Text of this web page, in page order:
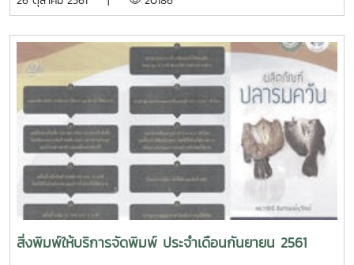
12x18 นิ้ว กระดาษอาร์ตมัน 120 แกรม พิมพ์ 4 สีชื่อสิ่งพิมพ์:
หน้า: 40 หน้า ตัวเล่ม: ขนาด เอ4 ปกอาร์ตมัน 260 แกรม พิมพ์
4 สี เคลือบมัน เนื้อในอาร์ตมัน 120 แกรม พิมพ์ 4 สี เข้าเล่มไส
กาวชื่อสิ่งพิมพ์: สูจิบัตรการแสดงและการประกวดกล้วยไม้ ไม้
ดอกไม้ประดับ งานเกษตรแม่โจ้ 85 ปี ผู้จัดทำ: ศูนย์กล้วยไม้ ไม้
ดอกไม้ประดับ ตัวเล่ม: ขนาด เอ5 ปกอาร์ตมัน 210 แกรม พิมพ์
4 สี เคลือบมัน เนื้อในปอนด์ 70 แกรม พิมพ์ 4 สี เข้าเล่มมุง
หลังคาชื่อสิ่งพิมพ์: หนังสือ การแปรรูปด้วยความร้อนและไม่ใช้
ความร้อน ด้วยเทคโนโลยีสมัยใหม่ ผู้แต่ง: ฤทธิชัย อัศวราชันย์
ISBN: 978-616-478-289-1 ปีที่พิมพ์: ตุลาคม 2561 จำนวน
หน้า: 206 หน้า ตัวเล่ม: ขนาด เอ4 ปกอาร์ตมัน 260 แกรม
พิมพ์ 4 สี เคลือบมัน เนื้อในปอนด์ 80 แกรม พิมพ์ 1 สี เข้าเล่ม
ไสกาวชื่อสิ่งพิมพ์: หนังสือ หน่วยปฏิบัติการทางวิศวกรรมอาหาร
สิ่งพิมพ์ให้บริการจัดพิมพ์ ประจำเดือนกันยายน 2561